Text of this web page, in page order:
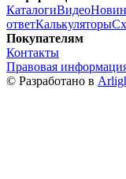
КаталогиВидео
ответКалькуляторы
Покупателям
Контакты
Правовая
© Разработано в